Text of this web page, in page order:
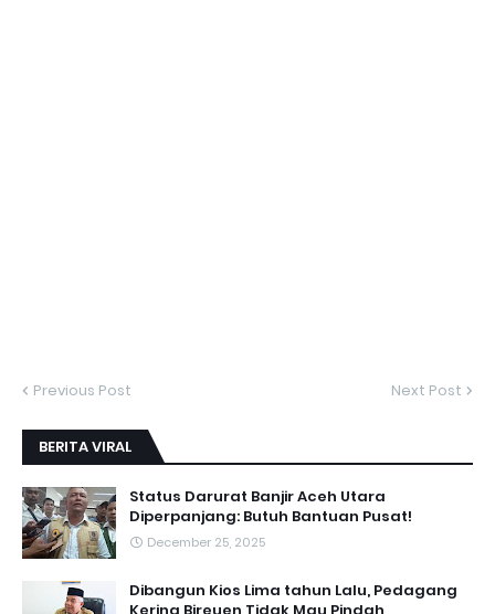
Previous Post Next Post
BERITA VIRAL
Status Darurat Banjir Aceh Utara
Diperpanjang: Butuh Bantuan Pusat!
December 25, 2025
Dibangun Kios Lima tahun Lalu, Pedagang